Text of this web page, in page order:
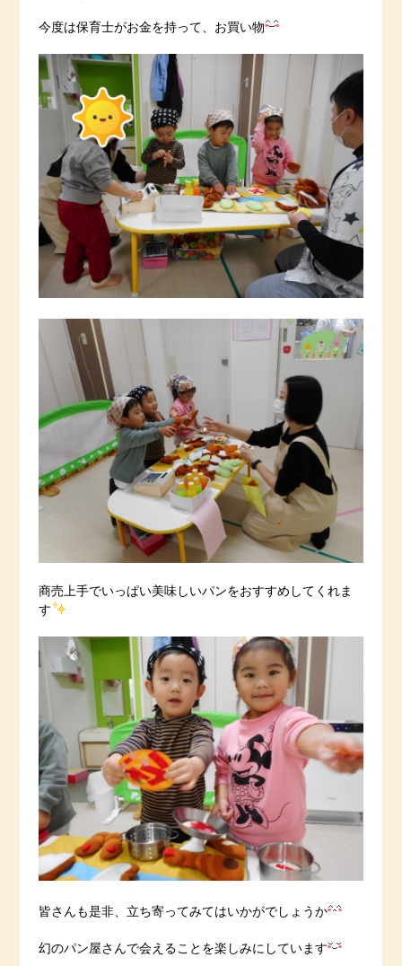
今度は保育士がお金を持って、お買い物
商売上手でいっぱい美味しいパンをおすすめしてくれま
す
皆さんも是非、立ち寄ってみてはいかがでしょうか
幻のパン屋さんで会えることを楽しみにしています